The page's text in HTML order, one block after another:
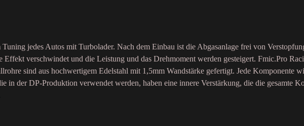
jedes Autos mit Turbolader. Nach dem Einbau ist die Abgasanlage frei von
Effekt verschwindet und die Leistung und das Drehmoment werden gesteigert. Fmic.Pro
sind aus hochwertigem Edelstahl mit 1,5mm Wandstärke gefertigt. Jede Komponente
in der DP-Produktion verwendet werden, haben eine innere Verstärkung, die die gesamte